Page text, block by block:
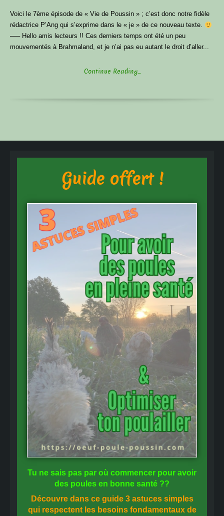
Voici le 7ème épisode de « Vie de Poussin » ; c’est donc notre fidèle
rédactrice P’Ang qui s’exprime dans le « je » de ce nouveau texte.
—– Hello amis lecteurs !! Ces derniers temps ont été un peu
mouvementés à Brahmaland, et je n’ai pas eu autant le droit d’aller...
Continue Reading...
Guide offert !
Tu ne sais pas par où commencer pour avoir
des poules en bonne santé ??
Découvre dans ce guide 3 astuces simples
qui respectent les besoins fondamentaux de